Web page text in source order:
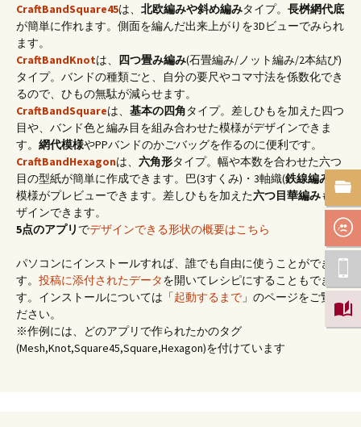
CraftBandSquare45は、 北欧編みや斜め編みタイプ。 長桝網代底
が簡単に作れます。側面を編んだ出来上がりを3Dビューでみられ
ます。
CraftBandKnotは、 四つ畳み編み(石畳編み/ノット編み/2本結び)
タイプ。バンドの種類ごと、自分の要尺やコマ寸法を係数化でき
るので、ひもの無駄が減らせます。
CraftBandSquareは、 基本の四角タイプ。差しひもを加えた四つ
目や、バンド色と編み目を組み合わせた模様がデザインできま
す。 網代模様やPPバンドのかごバッグを作るのに便利です。
CraftBandHexagonは、 六角形タイプ。幅や本数を合わせた六つ
目の型紙が簡単に作成できます。巴(3すくみ)・3軸織(鉄線編み
)の
模様がプレビューできます。差しひもを加えた六つ目華編みもデ
ザインできます。
5点のアプリ でデザインできる形状の概要はこちら
パソコンにインストールすれば、誰でも自由に使うことができま
す。 投稿に添付されたデータを開いてレシピにすることもできま
す。インストールについては「起動するまで 」のページをご覧く
ださい。
※作例には、どのアプリで作られたかのタグ
(Mesh,Knot,Square45,Square,Hexagon)を付けています